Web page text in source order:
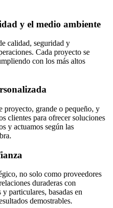
y el medio ambiente
calidad, seguridad y
Cada proyecto se
con los más altos
proyecto, grande o pequeño, y
clientes para ofrecer soluciones
y actuamos según las
no solo como proveedores
duraderas con
particulares, basadas en
demostrables.